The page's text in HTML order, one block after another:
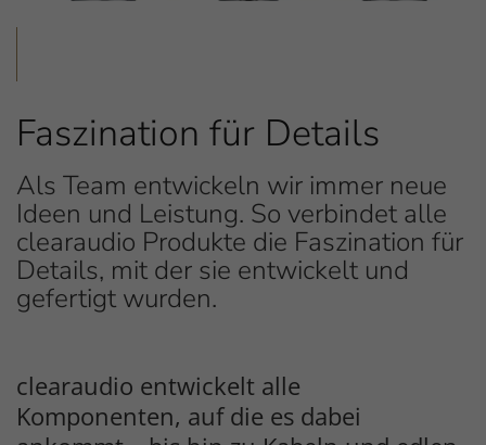
Faszination für Details
Als Team entwickeln wir immer neue
Ideen und Leistung. So verbindet alle
clearaudio Produkte die Faszination für
Details, mit der sie entwickelt und
gefertigt wurden.
Inhalt
clearaudio entwickelt alle
Komponenten, auf die es dabei